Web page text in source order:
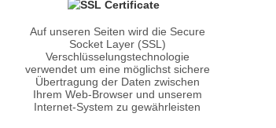
Auf unseren Seiten wird die Secure
Socket Layer (SSL)
Verschlüsselungstechnologie
verwendet um eine möglichst sichere
Übertragung der Daten zwischen
Ihrem Web-Browser und unserem
Internet-System zu gewährleisten